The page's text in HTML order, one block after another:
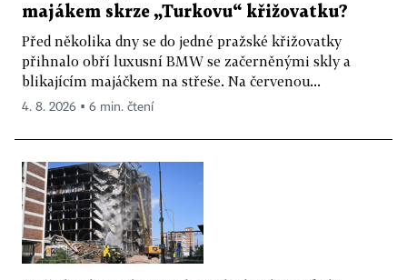
majákem skrze „Turkovu“ křižovatku?
Před několika dny se do jedné pražské křižovatky
přihnalo obří luxusní BMW se začerněnými skly a
blikajícím majáčkem na střeše. Na červenou...
4. 8. 2026 ▪ 6 min. čtení